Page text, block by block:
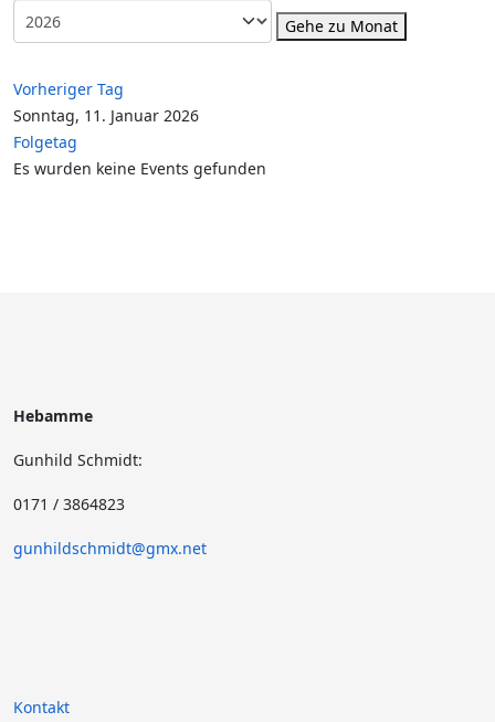
Gehe zu Monat
Vorheriger Tag
Sonntag, 11. Januar 2026
Folgetag
Es wurden keine Events gefunden
Hebamme
Gunhild Schmidt:
0171 / 3864823
gunhildschmidt@gmx.net
Kontakt